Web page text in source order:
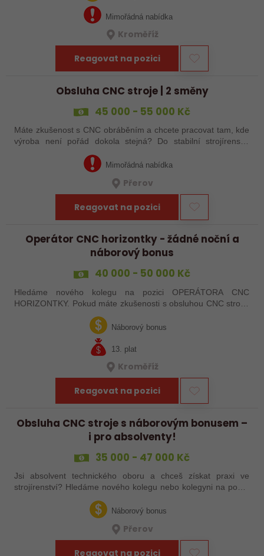
Mimořádná nabídka
Kroměříž
Reagovat na pozici
Obsluha CNC stroje | 2 směny
45 000 - 55 000 Kč
Máte zkušenost s CNC obráběním a chcete pracovat tam, kde
výroba není pořád dokola stejná? Do stabilní strojírenské
zakázkovou výrobu. Čeká Vás…Mimořádná nabídka
Přerov
Reagovat na pozici
Operátor CNC horizontky - žádné noční a
náborový bonus
40 000 - 50 000 Kč
Hledáme nového kolegu na pozici OPERÁTORA CNC
HORIZONTKY. Pokud máte zkušenosti s obsluhou CNC strojů,
orientujete se ve výkresové dokumentaci a máte chuť naučit se
něco nového, pak jste ideálním…Náborový bonus
13. plat
Kroměříž
Reagovat na pozici
Obsluha CNC stroje s náborovým bonusem –
i pro absolventy!
35 000 - 47 000 Kč
Jsi absolvent technického oboru a chceš získat praxi ve
strojírenství? Hledáme nového kolegu nebo kolegyni na pozici
obsluhy strojů – pokud tě láká práce ve výrobě, kde se něco
skutečně tvoří, rádi…
Náborový bonus
Přerov
Reagovat na pozici